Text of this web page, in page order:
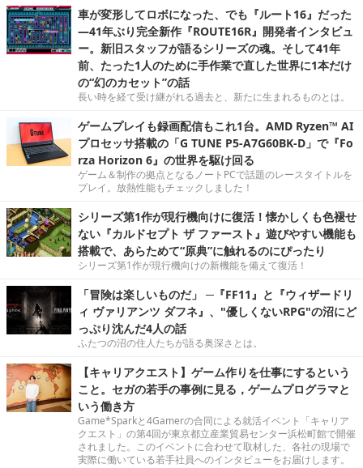
車が変形してロボになった、でも『ルート16』だった
―41年ぶり完全新作『ROUTE16R』開発者インタビュ
ー。新旧スタッフが語るシリーズの魂。そして41年
前、たった1人のために手作業で直した世界に1本だけ
の“幻のカセット”の話
長い時を経て受け継がれる過去と、新たに生まれるものとは。
ゲームプレイも録画配信もこれ1台。AMD Ryzen™ AI
プロセッサ搭載の「G TUNE P5-A7G60BK-D」で『Fo
rza Horizon 6』の世界を駆け回る
ゲーム＆制作の拠点となるノートPCで話題のレースタイトルを
プレイ。放熱性能もチェックしました！
シリーズ第1作が現行機向けに復活！懐かしくも色褪せ
ない『カルドセプト ザ ファースト』遊びやすい機能も
搭載で、あらためて“原典”に触れるのにぴったり
シリーズ第1作が現行機向けの新機能を備えて復活！
「冒険は楽しいものだ」 ─『FF11』と『ウィザードリ
ィ ヴァリアンツ ダフネ』、"優しくないRPG"の沼にど
っぷり沈んだ4人の話
ふたつの沼の住人たちが語る奥深さとは。
【キャリアクエスト】ゲーム作りを仕事にするという
こと。セガの若手の事例に見る，ゲームプログラマと
いう働き方
Game*Sparkと4Gamerの合同による就活イベント「キャリア
クエスト」の第4回が東京都立産業貿易センター浜松町館で開催
されました。このイベントに合わせて取材した、各社の現場で
実際に働いている若手社員へのインタビューをお届けします。